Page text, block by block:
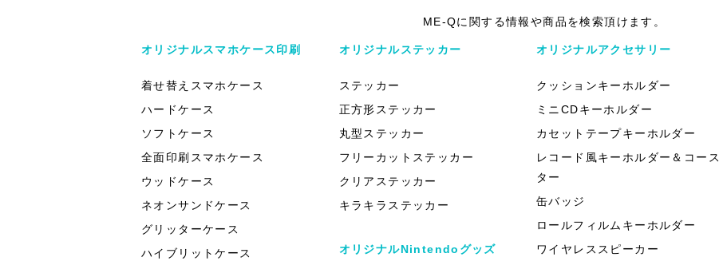
ME-Qに関する情報や商品を検索頂けます。
オリジナルスマホケース印刷
着せ替えスマホケース
ハードケース
ソフトケース
全面印刷スマホケース
ウッドケース
ネオンサンドケース
グリッターケース
ハイブリットケース
オリジナルステッカー
ステッカー
正方形ステッカー
丸型ステッカー
フリーカットステッカー
クリアステッカー
キラキラステッカー
オリジナルNintendoグッズ
オリジナルアクセサリー
クッションキーホルダー
ミニCDキーホルダー
カセットテープキーホルダー
レコード風キーホルダー＆コース
ター
缶バッジ
ロールフィルムキーホルダー
ワイヤレススピーカー